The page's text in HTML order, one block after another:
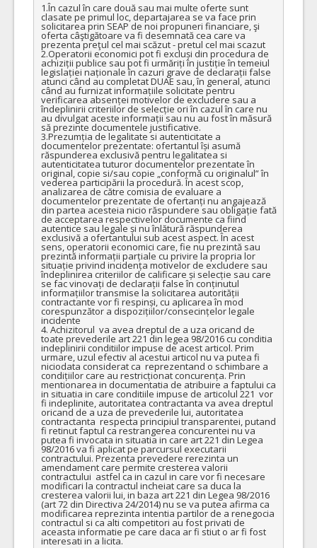
1.În cazul în care două sau mai multe oferte sunt
clasate pe primul loc, departajarea se va face prin
solicitarea prin SEAP de noi propuneri financiare, şi
oferta câştigătoare va fi desemnată cea care va
prezenta preţul cel mai scăzut - pretul cel mai scazut
2.Operatorii economici pot fi excluși din procedura de
achiziții publice sau pot fi urmăriți în justiție în temeiul
legislației naționale în cazuri grave de declarații false
atunci când au completat DUAE sau, în general, atunci
când au furnizat informațiile solicitate pentru
verificarea absenței motivelor de excludere sau a
îndeplinirii criteriilor de selecție ori în cazul în care nu
au divulgat aceste informații sau nu au fost în măsură
să prezinte documentele justificative.
3.Prezumția de legalitate si autenticitate a
documentelor prezentate: ofertantul își asumă
răspunderea exclusivă pentru legalitatea si
autenticitatea tuturor documentelor prezentate în
original, copie si/sau copie „conformă cu originalul” în
vederea participării la procedură. În acest scop,
analizarea de către comisia de evaluare a
documentelor prezentate de ofertanți nu angajează
din partea acesteia nicio răspundere sau obligație fată
de acceptarea respectivelor documente ca fiind
autentice sau legale și nu înlătură răspunderea
exclusivă a ofertantului sub acest aspect. În acest
sens, operatorii economici care, fie nu prezintă sau
prezintă informații parțiale cu privire la propria lor
situație privind incidența motivelor de excludere sau
îndeplinirea criteriilor de calificare și selecție sau care
se fac vinovați de declarații false în conținutul
informațiilor transmise la solicitarea autorității
contractante vor fi respinși, cu aplicarea în mod
corespunzător a dispozițiilor/consecințelor legale
incidente
4. Achizitorul  va avea dreptul de a uza oricand de
toate prevederile art 221 din legea 98/2016 cu conditia
indeplinirii conditiilor impuse de acest articol. Prim
urmare, uzul efectiv al acestui articol nu va putea fi
niciodata considerat ca  reprezentand o schimbare a
condițiilor care au restricționat concurența. Prin
mentionarea in documentatia de atribuire a faptului ca
in situatia in care conditiile impuse de articolul 221  vor
fi indeplinite, autoritatea contractanta va avea dreptul
oricand de a uza de prevederile lui, autoritatea
contractanta  respecta principiul transparentei, putand
fi retinut faptul ca restrangerea concurentei nu va
putea fi invocata in situatia in care art 221 din Legea
98/2016 va fi aplicat pe parcursul executarii
contractului. Prezenta prevedere rerezinta un
amendament care permite cresterea valorii
contractului  astfel ca in cazul in care vor fi necesare
modificari la contractul incheiat care sa duca la
cresterea valorii lui, in baza art 221 din Legea 98/2016
(art 72 din Directiva 24/2014) nu se va putea afirma ca
modificarea reprezinta intentia partilor de a renegocia
contractul si ca alti competitori au fost privati de
aceasta informatie pe care daca ar fi stiut o ar fi fost
interesati in a licita.